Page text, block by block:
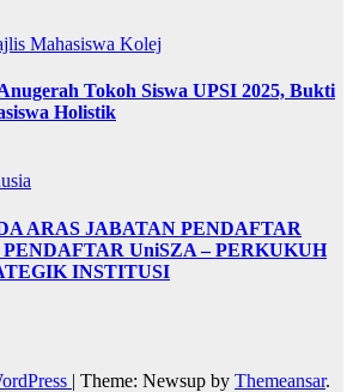
Mahasiswa Kolej
Tokoh Siswa UPSI 2025, Bukti
Holistik
ARAS JABATAN PENDAFTAR
UniSZA – PERKUKUH
INSTITUSI
| Theme: Newsup by Themeansar.